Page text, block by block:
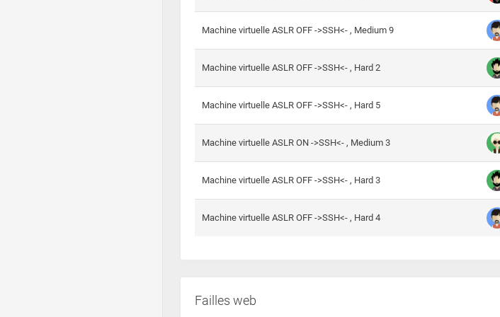
Machine virtuelle ASLR OFF ->SSH<- , Medium 9
Machine virtuelle ASLR OFF ->SSH<- , Hard 2
Machine virtuelle ASLR OFF ->SSH<- , Hard 5
Machine virtuelle ASLR ON ->SSH<- , Medium 3
Machine virtuelle ASLR OFF ->SSH<- , Hard 3
Machine virtuelle ASLR OFF ->SSH<- , Hard 4
Failles web